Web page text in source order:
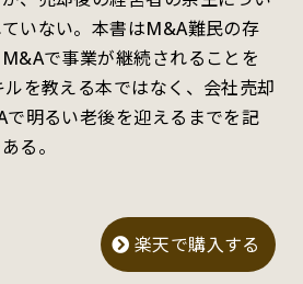
いない。本書はM&A難民の存
で事業が継続されることを
を教える本ではなく、会社売却
明るい老後を迎えるまでを記
る。
楽天で購入する